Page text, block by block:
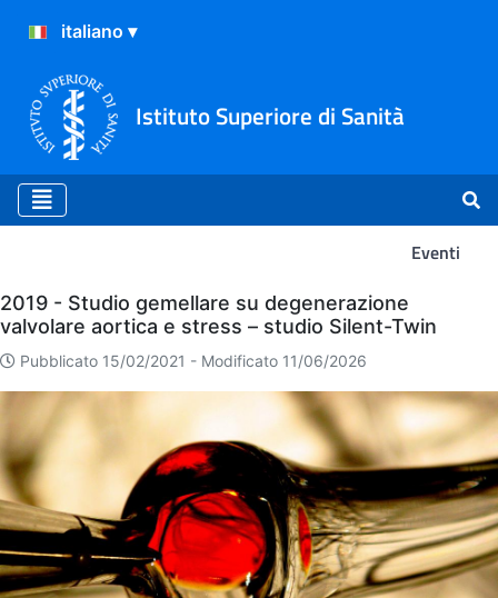
Istituto Superiore di Sanità
Eventi
Eventi
2019 - Studio gemellare su degenerazione
valvolare aortica e stress – studio Silent-Twin
Pubblicato 15/02/2021 - Modificato 11/06/2026